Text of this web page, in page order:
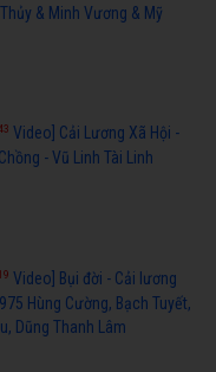
& Minh Vương & Mỹ
Video] Cải Lương Xã Hội -
- Vũ Linh Tài Linh
Video] Bụi đời - Cải lương
Hùng Cường, Bạch Tuyết,
Dũng Thanh Lâm